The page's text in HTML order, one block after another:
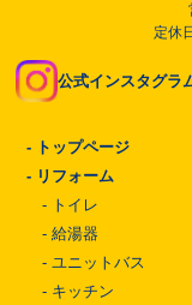
定休
公式インスタグラ
- トップページ
- リフォーム
- トイレ
- 給湯器
- ユニットバス
- キッチン